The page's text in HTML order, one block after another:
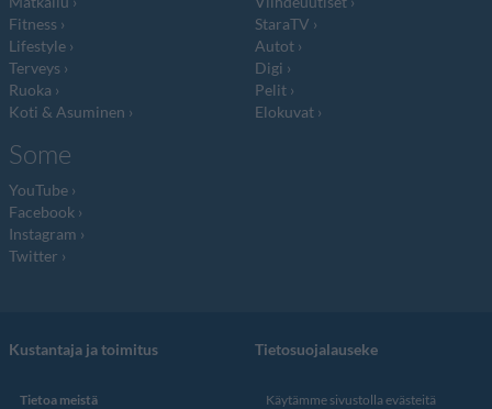
Fitness
Lifestyle
Terveys
Ruoka
Koti & Asuminen
StaraTV
Autot
Digi
Pelit
Elokuvat
Some
YouTube
Facebook
Instagram
Twitter
Kustantaja ja toimitus
Tietoa meistä
Tietosuojalauseke
Käytämme sivustolla evästeitä